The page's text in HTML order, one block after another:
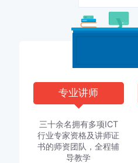
专业讲师
三十余名拥有多项ICT
行业专家资格及讲师证
书的师资团队，全程辅
导教学